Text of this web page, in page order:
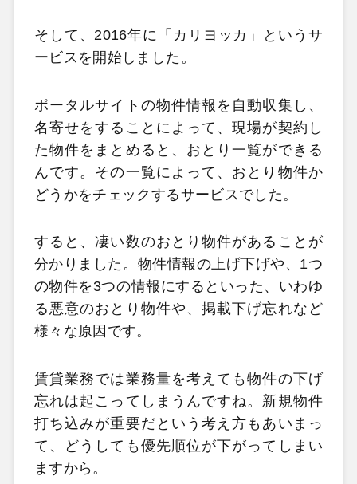
そして、2016年に「カリヨッカ」というサ
ービスを開始しました。
ポータルサイトの物件情報を自動収集し、
名寄せをすることによって、現場が契約し
た物件をまとめると、おとり一覧ができる
んです。その一覧によって、おとり物件か
どうかをチェックするサービスでした。
すると、凄い数のおとり物件があることが
分かりました。物件情報の上げ下げや、1つ
の物件を3つの情報にするといった、いわゆ
る悪意のおとり物件や、掲載下げ忘れなど
様々な原因です。
賃貸業務では業務量を考えても物件の下げ
忘れは起こってしまうんですね。新規物件
打ち込みが重要だという考え方もあいまっ
て、どうしても優先順位が下がってしまい
ますから。